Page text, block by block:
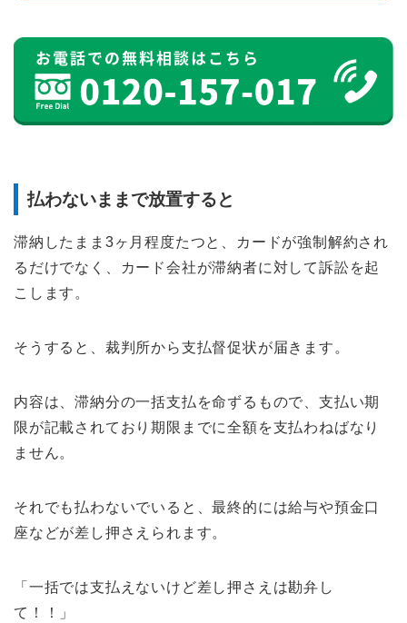
払わないままで放置すると
滞納したまま3ヶ月程度たつと、カードが強制解約され
るだけでなく、カード会社が滞納者に対して訴訟を起
こします。
そうすると、裁判所から支払督促状が届きます。
内容は、滞納分の一括支払を命ずるもので、支払い期
限が記載されており期限までに全額を支払わねばなり
ません。
それでも払わないでいると、最終的には給与や預金口
座などが差し押さえられます。
「一括では支払えないけど差し押さえは勘弁し
て！！」